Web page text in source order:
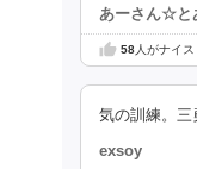
あーさん☆と
58人がナイ
気の訓練。三
exsoy